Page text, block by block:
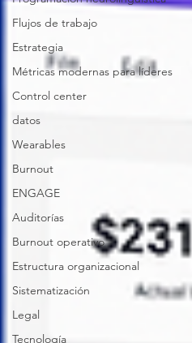
Flujos de trabajo
Estrategia
Métricas modernas para líderes
Control center
datos
Wearables
Burnout
ENGAGE
Auditorías
Burnout operativo
Estructura organizacional
Sistematización
Legal
Tecnología